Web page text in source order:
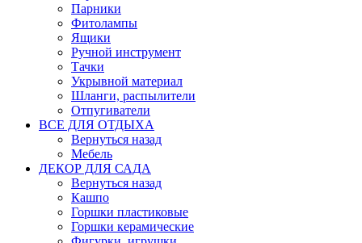
Парники
Фитолампы
Ящики
Ручной инструмент
Тачки
Укрывной материал
Шланги, распылители
Отпугиватели
ВСЕ ДЛЯ ОТДЫХА
Вернуться назад
Мебель
ДЕКОР ДЛЯ САДА
Вернуться назад
Кашпо
Горшки пластиковые
Горшки керамические